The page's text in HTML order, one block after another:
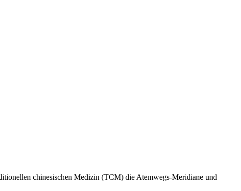
chinesischen Medizin (TCM) die Atemwegs-Meridiane und